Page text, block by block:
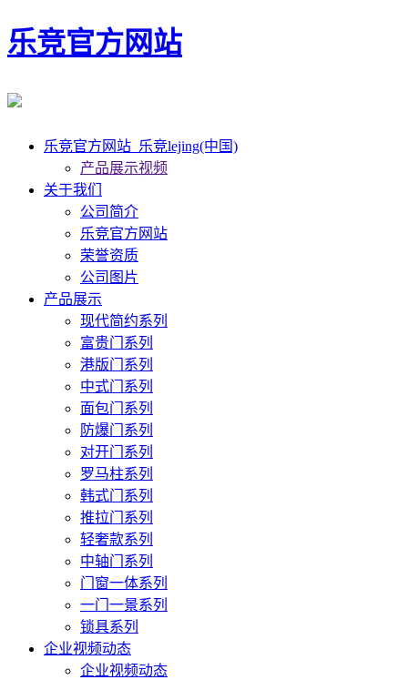
乐竞官方网站
乐竞官方网站_乐竞lejing(中国)
产品展示视频
关于我们
公司简介
乐竞官方网站
荣誉资质
公司图片
产品展示
现代简约系列
富贵门系列
港版门系列
中式门系列
面包门系列
防爆门系列
对开门系列
罗马柱系列
韩式门系列
推拉门系列
轻奢款系列
中轴门系列
门窗一体系列
一门一景系列
锁具系列
企业视频动态
企业视频动态